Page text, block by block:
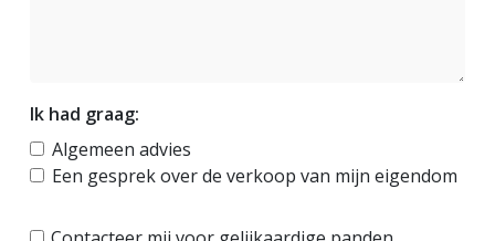
Ik had graag:
Algemeen advies
Een gesprek over de verkoop van mijn eigendom